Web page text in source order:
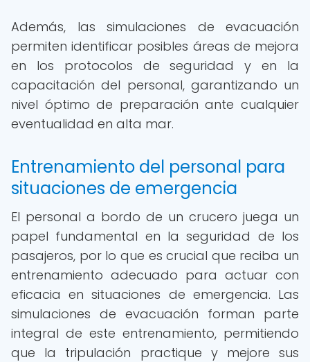
Además, las simulaciones de evacuación
permiten identificar posibles áreas de mejora
en los protocolos de seguridad y en la
capacitación del personal, garantizando un
nivel óptimo de preparación ante cualquier
eventualidad en alta mar.
Entrenamiento del personal para
situaciones de emergencia
El personal a bordo de un crucero juega un
papel fundamental en la seguridad de los
pasajeros, por lo que es crucial que reciba un
entrenamiento adecuado para actuar con
eficacia en situaciones de emergencia. Las
simulaciones de evacuación forman parte
integral de este entrenamiento, permitiendo
que la tripulación practique y mejore sus